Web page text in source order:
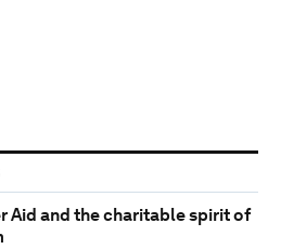
Aid and the charitable spirit of